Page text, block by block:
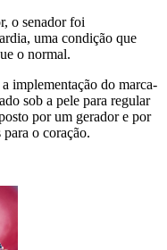
o senador foi
uma condição que
o normal.
implementação do marca-
sob a pele para regular
por um gerador e por
o coração.